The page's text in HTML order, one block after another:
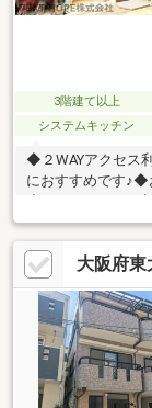
3階建て以上
システムキッチン
◆２WAYアクセス
におすすめです♪◆
◆リフォームのご
いただければご案
東大阪長堂店まで
ブンイレブン 東大
大阪府東